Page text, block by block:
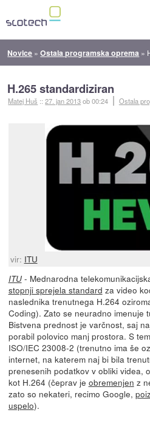
Novice »Ostala programska oprema »
H.265 standardiziran
Matej Huš ::27. jan 2013ob 00:24 Ostala
vir: ITU
ITU- Mednarodna
stopnji sprejela standard za video
naslednika trenutnega H.264
Coding). Zato se neuradno imenuje
Bistvena prednost je varčnost, saj
porabil polovico manj prostora. S
ISO/IEC 23008-2 (trenutno ima še
internet, na katerem naj bi bila
prenesenih podatkov v obliki videa,
kot H.264 (čeprav je obremenjen z
zato so nekateri, recimo Google,
uspelo).